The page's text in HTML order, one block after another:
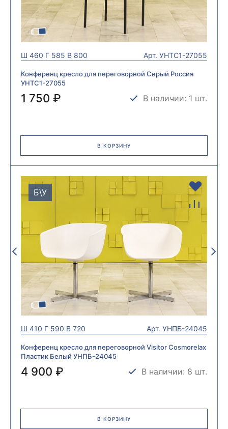
Ш 460 Г 585 В 800 Арт. УНТС1-27055
Конференц кресло для переговорной Серый Россия
УНТС1-27055
1 750 ₽ В наличии: 1 шт.
В КОРЗИНУ
Б\У
Ш 410 Г 590 В 720 Арт. УНПБ-24045
Конференц кресло для переговорной Visitor Cosmorelax
Пластик Белый УНПБ-24045
4 900 ₽ В наличии: 8 шт.
В КОРЗИНУ